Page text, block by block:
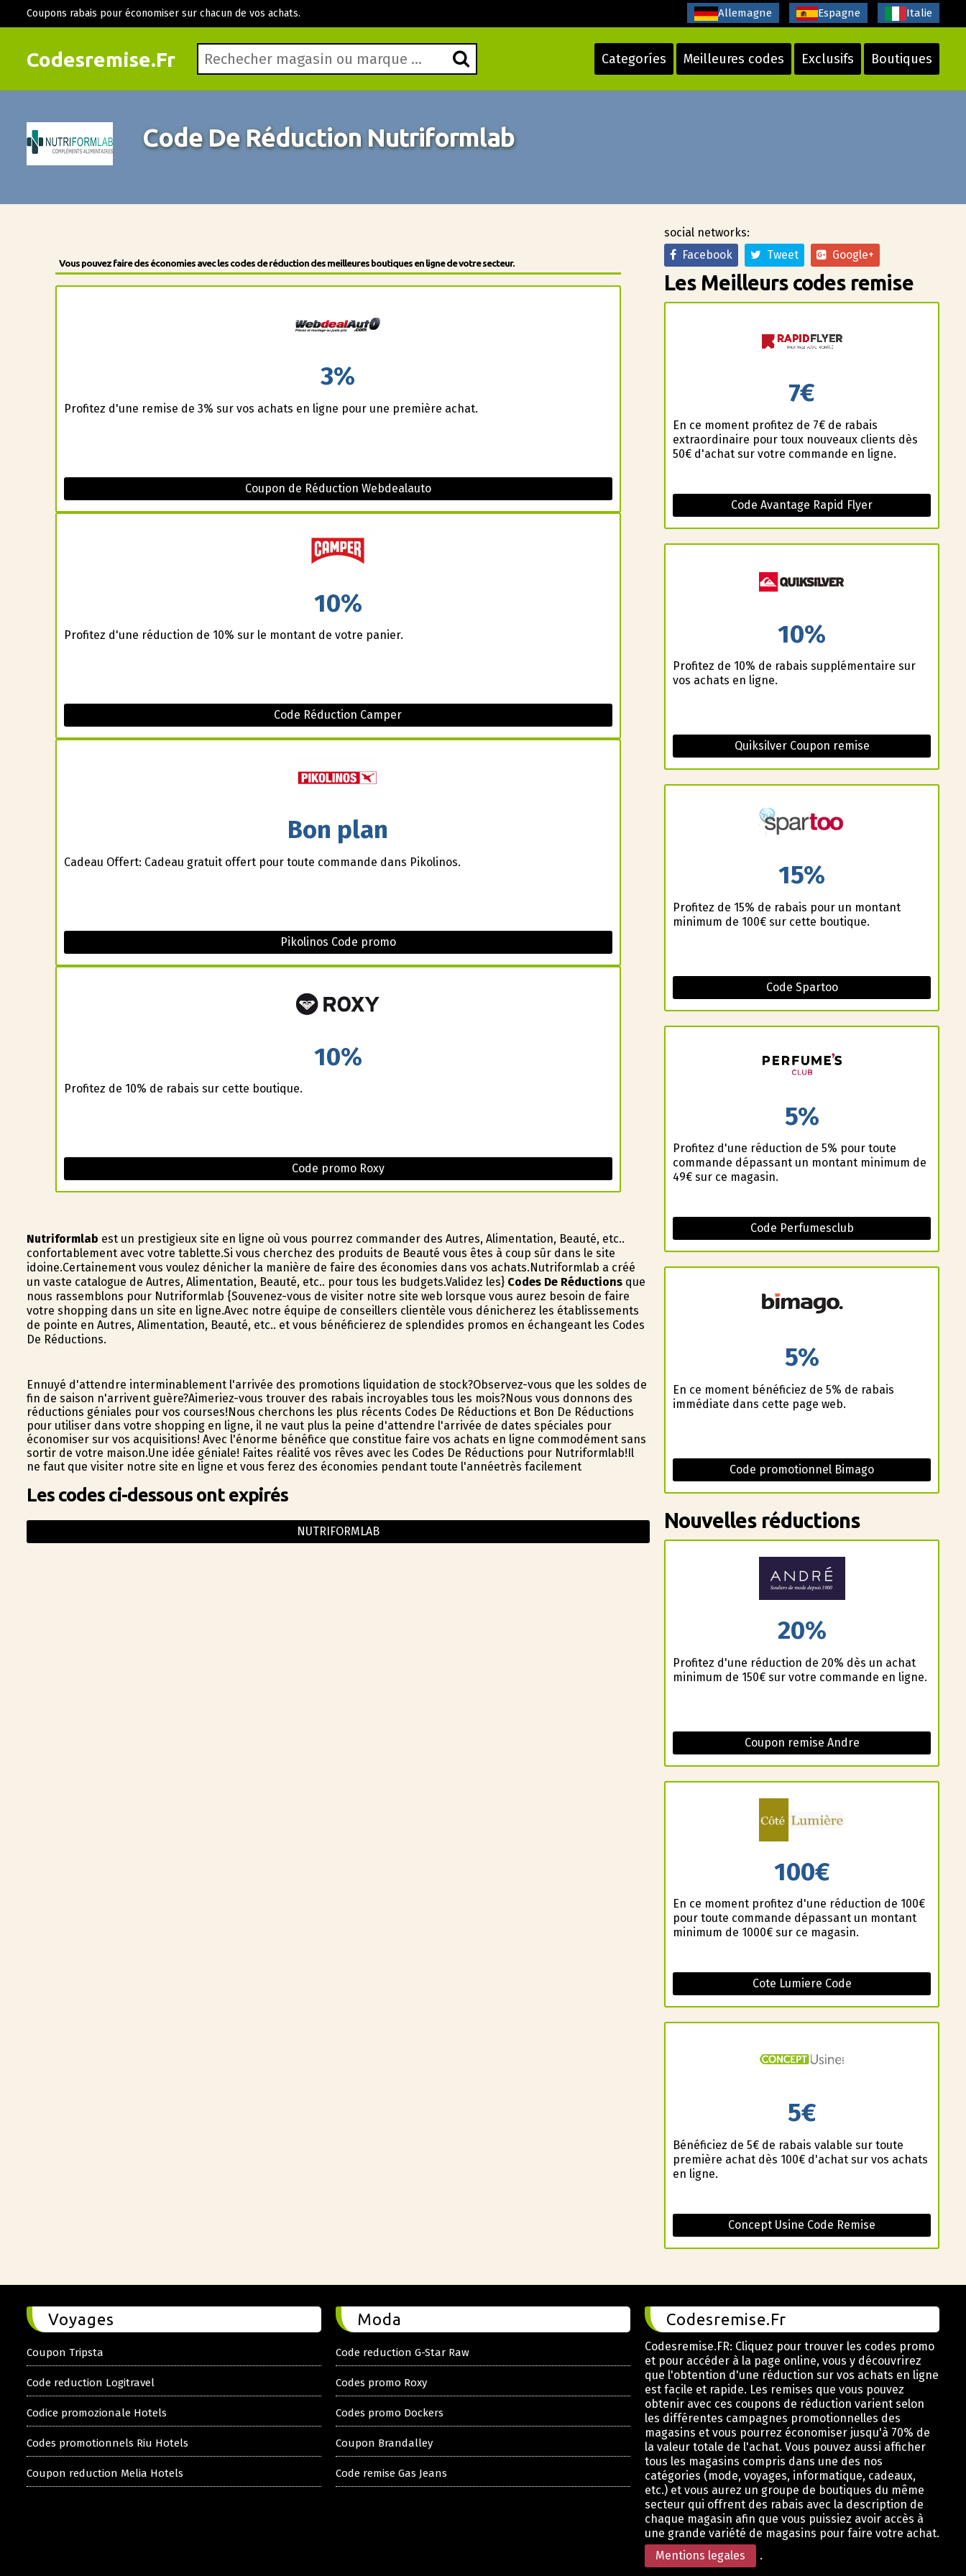
Codesremise.Fr Categoríes Meilleures codes Exclusifs Boutiques
Coupons rabais pour économiser sur chacun de vos achats. Allemagne Espagne Italie
Code De Réduction Nutriformlab
Vous pouvez faire des économies avec les codes de réduction des meilleures boutiques en ligne de votre secteur.
3%
Profitez d'une remise de 3% sur vos achats en ligne pour une première achat.
Coupon de Réduction Webdealauto
10%
Profitez d'une réduction de 10% sur le montant de votre panier.
Code Réduction Camper
Bon plan
Cadeau Offert: Cadeau gratuit offert pour toute commande dans Pikolinos.
Pikolinos Code promo
10%
Profitez de 10% de rabais sur cette boutique.
Code promo Roxy
Nutriformlab est un prestigieux site en ligne où vous pourrez commander des Autres, Alimentation, Beauté, etc..
confortablement avec votre tablette.Si vous cherchez des produits de Beauté vous êtes à coup sûr dans le site
idoine.Certainement vous voulez dénicher la manière de faire des économies dans vos achats.Nutriformlab a créé
un vaste catalogue de Autres, Alimentation, Beauté, etc.. pour tous les budgets.Validez les} Codes De Réductionsque
nous rassemblons pour Nutriformlab {Souvenez-vous de visiter notre site web lorsque vous aurez besoin de faire
votre shopping dans un site en ligne.Avec notre équipe de conseillers clientèle vous dénicherez les établissements
de pointe en Autres, Alimentation, Beauté, etc.. et vous bénéficierez de splendides promos en échangeant les Codes
De Réductions.
Ennuyé d'attendre interminablement l'arrivée des promotions liquidation de stock?Observez-vous que les soldes de
fin de saison n'arrivent guère?Aimeriez-vous trouver des rabais incroyables tous les mois?Nous vous donnons des
réductions géniales pour vos courses!Nous cherchons les plus récents Codes De Réductions et Bon De Réductions
pour utiliser dans votre shopping en ligne, il ne vaut plus la peine d'attendre l'arrivée de dates spéciales pour
économiser sur vos acquisitions! Avec l'énorme bénéfice que constitue faire vos achats en ligne commodément sans
sortir de votre maison.Une idée géniale! Faites réalité vos rêves avec les Codes De Réductions pour Nutriformlab!Il
ne faut que visiter notre site en ligne et vous ferez des économies pendant toute l'annéetrès facilement
Les codes ci-dessous ont expirés
NUTRIFORMLAB
social networks:
Facebook
Tweet Google+
Les Meilleurs codes remise
7€
En ce moment profitez de 7€ de rabais
extraordinaire pour toux nouveaux clients dès
50€ d'achat sur votre commande en ligne.
Code Avantage Rapid Flyer
10%
Profitez de 10% de rabais supplémentaire sur
vos achats en ligne.
Quiksilver Coupon remise
15%
Profitez de 15% de rabais pour un montant
minimum de 100€ sur cette boutique.
Code Spartoo
5%
Profitez d'une réduction de 5% pour toute
commande dépassant un montant minimum de
49€ sur ce magasin.
Code Perfumesclub
5%
En ce moment bénéficiez de 5% de rabais
immédiate dans cette page web.
Code promotionnel Bimago
Nouvelles réductions
20%
Profitez d'une réduction de 20% dès un achat
minimum de 150€ sur votre commande en ligne.
Coupon remise Andre
100€
En ce moment profitez d'une réduction de 100€
pour toute commande dépassant un montant
minimum de 1000€ sur ce magasin.
Cote Lumiere Code
5€
Bénéficiez de 5€ de rabais valable sur toute
première achat dès 100€ d'achat sur vos achats
en ligne.
Concept Usine Code Remise
Voyages
Coupon Tripsta
Code reduction Logitravel
Codice promozionale Hotels
Codes promotionnels Riu Hotels
Coupon reduction Melia Hotels
Moda
Code reduction G-Star Raw
Codes promo Roxy
Codes promo Dockers
Coupon Brandalley
Code remise Gas Jeans
Codesremise.Fr
Codesremise.FR: Cliquez pour trouver les codes promo
et pour accéder à la page online, vous y découvrirez
que l'obtention d'une réduction sur vos achats en ligne
est facile et rapide. Les remises que vous pouvez
obtenir avec ces coupons de réduction varient selon
les différentes campagnes promotionnelles des
magasins et vous pourrez économiser jusqu'à 70% de
la valeur totale de l'achat. Vous pouvez aussi afficher
tous les magasins compris dans une des nos
catégories (mode, voyages, informatique, cadeaux,
etc.) et vous aurez un groupe de boutiques du même
secteur qui offrent des rabais avec la description de
chaque magasin afin que vous puissiez avoir accès à
une grande variété de magasins pour faire votre achat.
Mentions legales
.